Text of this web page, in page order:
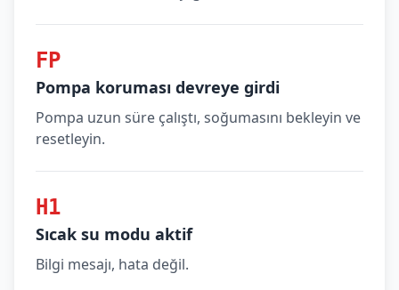
FP
Pompa koruması devreye girdi
Pompa uzun süre çalıştı, soğumasını bekleyin ve
resetleyin.
H1
Sıcak su modu aktif
Bilgi mesajı, hata değil.